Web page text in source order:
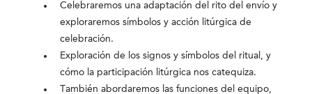
Celebraremos una adaptación del rito del envío y
exploraremos símbolos y acción litúrgica de
celebración.
Exploración de los signos y símbolos del ritual, y
cómo la participación litúrgica nos catequiza.
También abordaremos las funciones del equipo,